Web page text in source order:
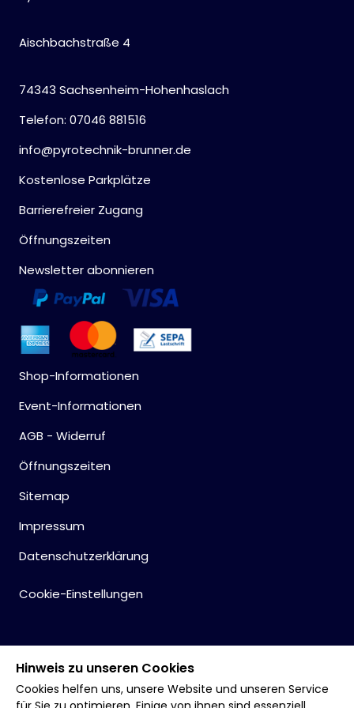
Aischbachstraße 4
74343 Sachsenheim-Hohenhaslach
Telefon: 07046 881516
info@pyrotechnik-brunner.de
Kostenlose Parkplätze
Barrierefreier Zugang
Öffnungszeiten
Newsletter abonnieren
Shop-Informationen
Event-Informationen
AGB - Widerruf
Öffnungszeiten
Sitemap
Impressum
Datenschutzerklärung
Cookie-Einstellungen
Hinweis zu unseren Cookies
Cookies helfen uns, unsere Website und unseren Service